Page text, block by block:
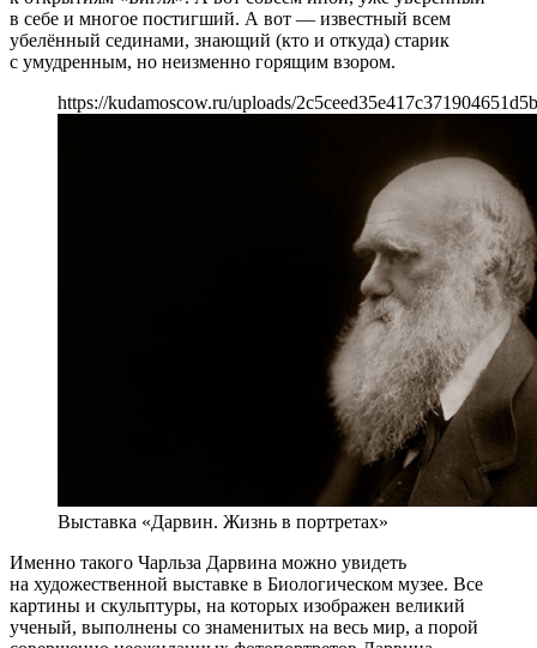
в себе и многое постигший. А вот — известный всем
убелённый сединами, знающий (кто и откуда) старик
с умудренным, но неизменно горящим взором.
https://kudamoscow.ru/uploads/
Выставка «Дарвин. Жизнь в портретах»
Именно такого Чарльза Дарвина можно увидеть
на художественной выставке в Биологическом музее. Все
картины и скульптуры, на которых изображен великий
ученый, выполнены со знаменитых на весь мир, а порой